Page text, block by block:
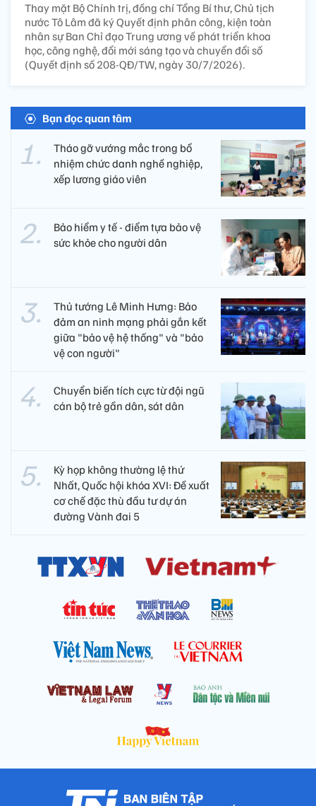
Thay mặt Bộ Chính trị, đồng chí Tổng Bí thư, Chủ tịch
nước Tô Lâm đã ký Quyết định phân công, kiện toàn
nhân sự Ban Chỉ đạo Trung ương về phát triển khoa
học, công nghệ, đổi mới sáng tạo và chuyển đổi số
(Quyết định số 208-QĐ/TW, ngày 30/7/2026).
Bạn đọc quan tâm
Tháo gỡ vướng mắc trong bổ
nhiệm chức danh nghề nghiệp,
xếp lương giáo viên
Bảo hiểm y tế - điểm tựa bảo vệ
sức khỏe cho người dân
Thủ tướng Lê Minh Hưng: Bảo
đảm an ninh mạng phải gắn kết
giữa "bảo vệ hệ thống" và "bảo
vệ con người"
Chuyển biến tích cực từ đội ngũ
cán bộ trẻ gần dân, sát dân
Kỳ họp không thường lệ thứ
Nhất, Quốc hội khóa XVI: Đề xuất
cơ chế đặc thù đầu tư dự án
đường Vành đai 5